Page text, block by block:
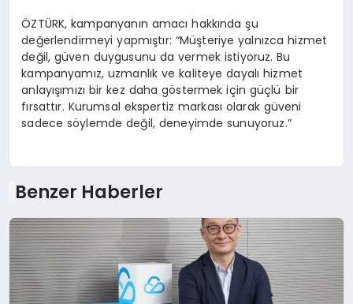
ÖZTÜRK, kampanyanın amacı hakkında şu
değerlendirmeyi yapmıştır: “Müşteriye yalnızca hizmet
değil, güven duygusunu da vermek istiyoruz. Bu
kampanyamız, uzmanlık ve kaliteye dayalı hizmet
anlayışımızı bir kez daha göstermek için güçlü bir
fırsattır. Kurumsal ekspertiz markası olarak güveni
sadece söylemde değil, deneyimde sunuyoruz.”
Benzer Haberler